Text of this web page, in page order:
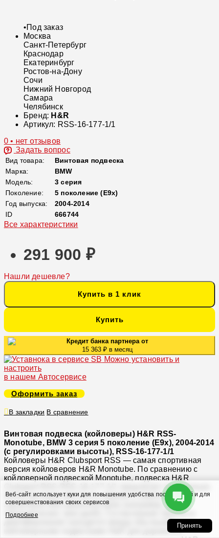
•Под заказ
Москва
Санкт-Петербург
Краснодар
Екатеринбург
Ростов-на-Дону
Сочи
Нижний Новгород
Самара
Челябинск
Бренд: H&R
Артикул: RSS-16-177-1/1
0 • нет отзывов
Задать вопрос
Вид товара:
Винтовая подвеска
Марка:
BMW
Модель:
3 серия
Поколение:
5 поколение (E9x)
Год выпуска:
2004-2014
ID
666744
Все характеристики
291 900 ₽
Нашли дешевле?
Купить в 1 клик
Купить
Кредит банка партнера от
15 363 ₽ в месяц
Можно установить и
настроить
в нашем Автосервисе
Оформить заказ
В закладки В сравнение
Винтовая подвеска (койловеры) H&R RSS-
Monotube, BMW 3 серия 5 поколение (E9x), 2004-2014
(с регулировками высоты), RSS-16-177-1/1
Койловеры H&R Clubsport RSS — самая спортивная
версия койловеров H&R Monotube. По сравнению с
койловерной подвеской Monotube, подвеска H&R
Clubsport RSS RSS-16-177-1/1 предлагает значительно
более высокую жесткость пружин и измененные
характеристики амортизаторов (например, для
периодических трек-дней). Согласование пружин и
демпфирования находится между обычными
койловерными подвесками H&R для дорожного
Веб-сайт использует куки для повышения удобства посетителей и для
совершенствования своих сервисов
Подробнее
Принять